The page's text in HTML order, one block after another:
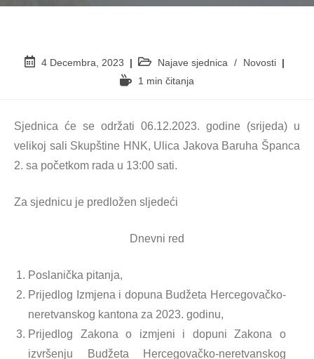
4 Decembra, 2023 Najave sjednica /
Novosti
1 min čitanja
Sjednica će se održati 06.12.2023. godine (srijeda) u
velikoj sali Skupštine HNK, Ulica Jakova Baruha Španca
2. sa početkom rada u 13:00 sati.
Za sjednicu je predložen sljedeći
Dnevni red
Poslanička pitanja,
Prijedlog Izmjena i dopuna Budžeta Hercegovačko-
neretvanskog kantona za 2023. godinu,
Prijedlog Zakona o izmjeni i dopuni Zakona o
izvršenju Budžeta Hercegovačko-neretvanskog